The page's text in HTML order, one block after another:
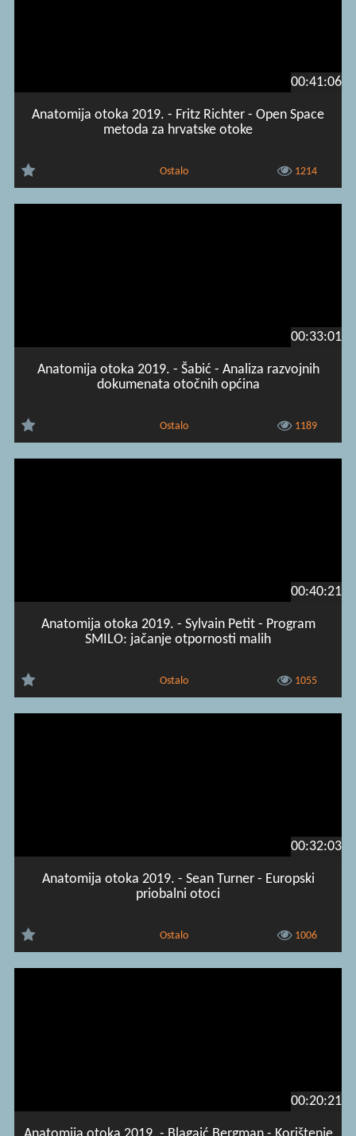
00:41:06
Anatomija otoka 2019. - Fritz Richter - Open Space
metoda za hrvatske otoke
Ostalo 1214
00:33:01
Anatomija otoka 2019. - Šabić - Analiza razvojnih
dokumenata otočnih općina
Ostalo 1189
00:40:21
Anatomija otoka 2019. - Sylvain Petit - Program
SMILO: jačanje otpornosti malih
Ostalo 1055
00:32:03
Anatomija otoka 2019. - Sean Turner - Europski
priobalni otoci
Ostalo 1006
00:20:21